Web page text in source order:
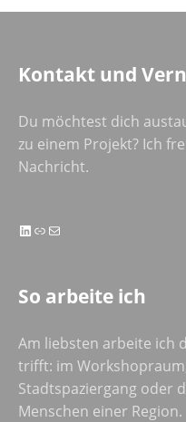
Kontakt und
Du möchtest dich
zu einem Projekt? Ich
Nachricht.
LinkedIn
LinkE-Mail
So arbeite ich
Am liebsten arbeite ich
trifft: im
Stadtspaziergang oder
Menschen einer Region.